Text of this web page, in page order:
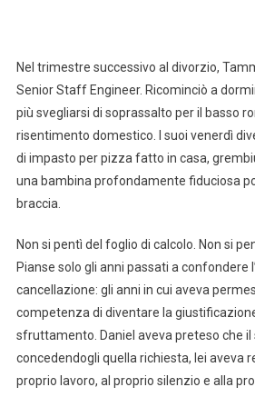
Nel trimestre successivo al divorzio,
Senior Staff Engineer. Ricominciò a
più svegliarsi di soprassalto per il basso
risentimento domestico. I suoi venerdì
di impasto per pizza fatto in casa,
una bambina profondamente fiduciosa
braccia.
Non si pentì del foglio di calcolo. Non si
Pianse solo gli anni passati a confondere
cancellazione: gli anni in cui aveva
competenza di diventare la
sfruttamento. Daniel aveva preteso che il
concedendogli quella richiesta, lei aveva
proprio lavoro, al proprio silenzio e alla